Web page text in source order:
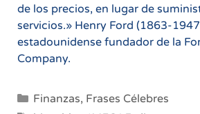
de los precios, en lugar de
servicios.» Henry Ford (1863-
estadounidense fundador de la
Company.
Categorías
Finanzas, Frases Célebres